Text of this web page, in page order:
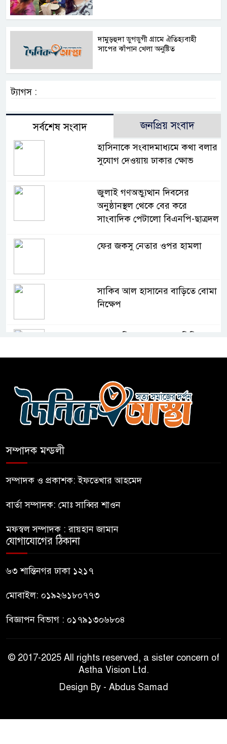
দামুড়হুদা ডুগডুগী গ্রামে ঐতিহ্যবাহী
সাপের ঝাঁপান খেলা অনুষ্টিত
ট্যাগস :
সর্বশেষ সংবাদ জনপ্রিয় সংবাদ
হাসিনাকে সংবাদমাধ্যমে কথা বলার
সুযোগ দেওয়ায় ঢাকার ক্ষোভ
জুলাই গণঅভ্যুত্থান দিবসের
অনুষ্ঠানস্থল থেকে বের করে
সাংবাদিক পেটালো বিএনপি-ছাত্রদল
ফের জকসু নেতার ওপর হামলা
সাকিব আল হাসানের বাড়িতে বোমা
নিক্ষেপ
বিএনপির সক্রিয় অংশগ্রহণই জুলাই
গণঅভ্যুত্থানকে ত্বরান্বিত করেছিল
প্রধানমন্ত্রীর সম্ভাব্য সফর ঘিরে
পিস্তল ইয়াবাসহ আটক-১
৬ সাংবাদিক আহত
সম্পাদক মন্ডলী
সম্পাদক ও প্রকাশক: ইফতেখার আহমেদ
বার্তা সম্পাদক: মোঃ সাব্বির শাওন
মফস্বল সম্পাদক : রায়হান জামান
যোগাযোগের ঠিকানা
৬৩ শান্তিনগর ঢাকা ১২১৭
মোবাইল: ০১৯২৬১৮০৭৭৩
বিজ্ঞাপন বিভাগ : ০১৭৯১৩০৬৮০৪
© 2017-2025 All rights reserved, a sister concern of
Astha Vision Ltd.
Design By - Abdus Samad